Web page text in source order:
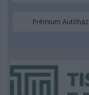
Prémium